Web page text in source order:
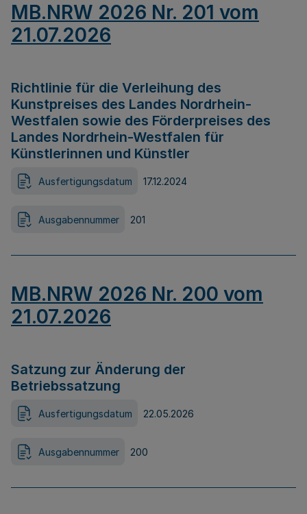
MB.NRW 2026 Nr. 201 vom
21.07.2026
Richtlinie für die Verleihung des
Kunstpreises des Landes Nordrhein-
Westfalen sowie des Förderpreises des
Landes Nordrhein-Westfalen für
Künstlerinnen und Künstler
Ausfertigungsdatum 17.12.2024
Ausgabennummer 201
MB.NRW 2026 Nr. 200 vom
21.07.2026
Satzung zur Änderung der
Betriebssatzung
Ausfertigungsdatum 22.05.2026
Ausgabennummer 200